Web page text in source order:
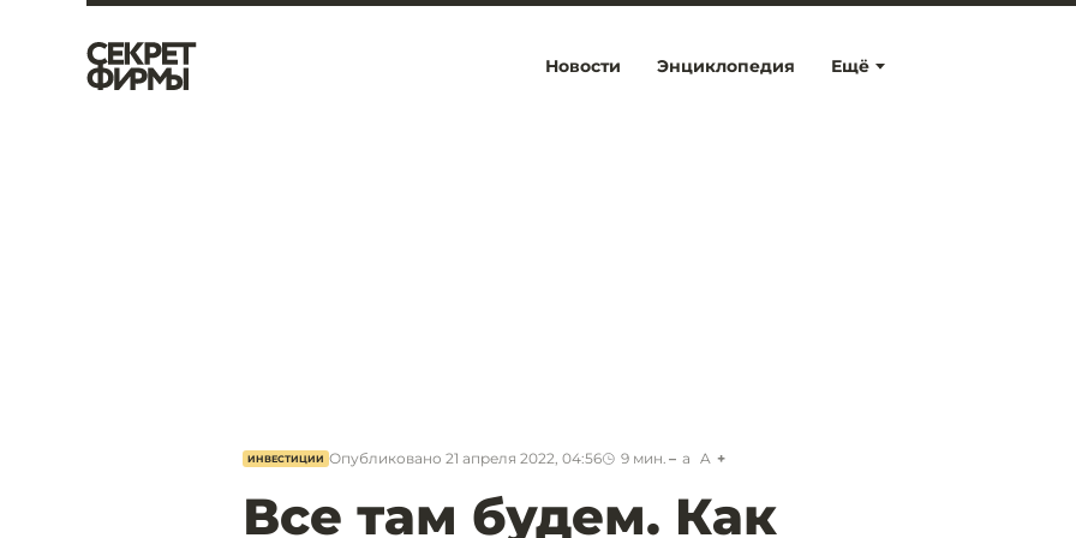
Ещё
Новости Энциклопедия
ИНВЕСТИЦИИ Опубликовано 21 апреля 2022, 04:56 9 мин. a A
Все там будем. Как